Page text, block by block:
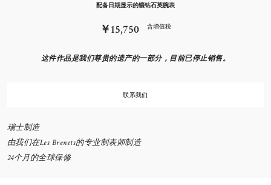
配备日期显示的镶钻石英腕表
￥15,750 含增值税
这件作品是我们尊贵的遗产的一部分，目前已停止销售。
联系我们
瑞士制造
由我们在Les Brenets的专业制表师制造
24个月的全球保修